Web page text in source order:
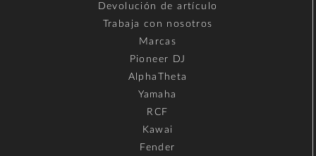
Devolución de artículo
Trabaja con nosotros
Marcas
Pioneer DJ
AlphaTheta
Yamaha
RCF
Kawai
Fender